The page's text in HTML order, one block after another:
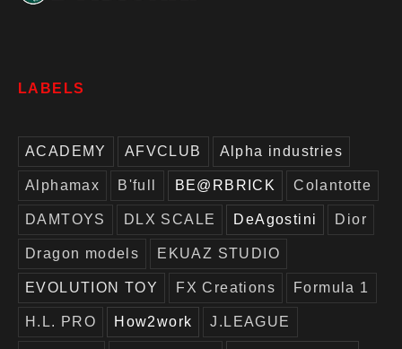
LABELS
ACADEMY AFVCLUB Alpha industries
Alphamax B'full BE@RBRICK Colantotte
DAMTOYS DLX SCALE DeAgostini Dior
Dragon models EKUAZ STUDIO
EVOLUTION TOY FX Creations Formula 1
H.L. PRO How2work J.LEAGUE